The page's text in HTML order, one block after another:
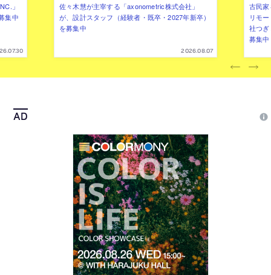
」
集中
佐々木慧が主宰する「axonometric株式会社」
が、設計スタッフ（経験者・既卒・2027年新卒）
を募集中
2026.08.07
古民
リモ
社つ
募集中